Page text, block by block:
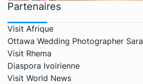
Partenaires
Visit Afrique
Ottawa Wedding Photographer Sara
Visit Rhema
Diaspora Ivoirienne
Visit World News